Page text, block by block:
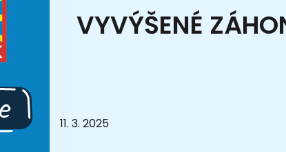
VYVÝŠENÉ
11. 3. 2025